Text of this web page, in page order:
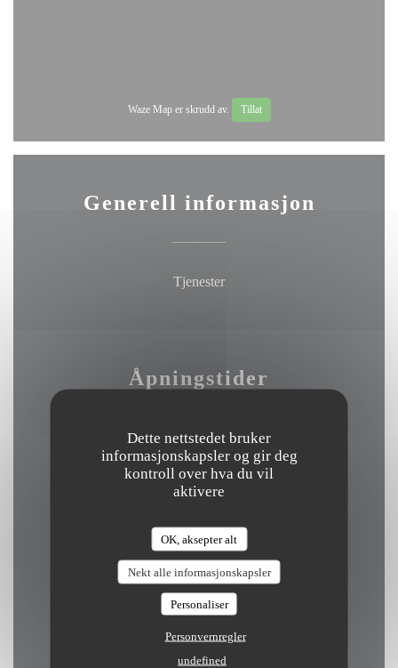
Dette nettstedet bruker
informasjonskapsler og gir deg
kontroll over hva du vil
aktivere
OK, aksepter alt
Nekt alle informasjonskapsler
Personaliser
Personvernregler
undefined
Waze Map er skrudd av. Tillat
Generell informasjon
Tjenester
Åpningstider
Mandag
19:00 - 21:30
Tir-Fre
12:00 - 13:30 • 19:00 - 21:30